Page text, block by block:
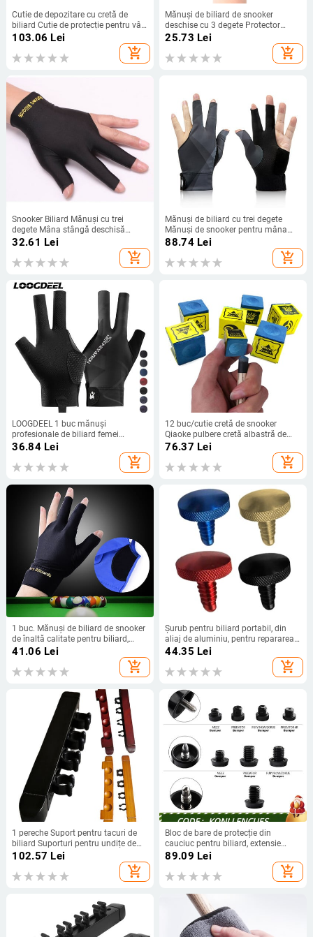
Cutie de depozitare cu cretă de
biliard Cutie de protecție pentru vârf
de cretă Accesorii pentru masă de
biliard Tac de biliard Enthusiast
Snooker Piscina de interior
103.06 Lei
add_shopping_cart
Mănuși de biliard de snooker
deschise cu 3 degete Protector
pentru mâna stângă/dreapta Tac
de biliard Mănușă mărime unisex
Îmbrăcăminte sportivă
25.73 Lei
add_shopping_cart
Snooker Biliard Mănuși cu trei
degete Mâna stângă deschisă
Mănuși cu trei degete Accesorii de
32.61 Lei
add_shopping_cart
Mănuși de biliard cu trei degete
Mănuși de snooker pentru mâna
stângă Mănuși speciale de biliard
fără degete de înaltă calitate
Mănuși de biliard de biliard pentru
88.74Lei
add_shopping_cart
LOOGDEEL 1 buc mănuși
profesionale de biliard femei
bărbați anti-alunecare respirabile
deschise cu 3 degete mănuși sport
biliard mâna stângă
36.84Lei
add_shopping_cart
12 buc/cutie cretă de snooker
Qiaoke pulbere cretă albastră de
biliard pentru masă de biliard stâlpi
de biliard accesorii de snooker anti-
alunecare
76.37 Lei
add_shopping_cart
1 buc. Mănuși de biliard de snooker
de înaltă calitate pentru biliard,
mâna stângă deschisă, accesoriu
cu trei degete, accesorii de fitness
pentru bărbați și femei
41.06 Lei
add_shopping_cart
Șurub pentru biliard portabil, din
aliaj de aluminiu, pentru repararea
capacului inferior, accesorii pentru
44.35 Lei
add_shopping_cart
1 pereche Suport pentru tacuri de
biliard Suporturi pentru undițe de
pescuit pentru agățat pe perete
Clipuri pentru suport pentru baston
cu 4 sloturi pentru accesoriu sportiv
102.57 Lei
add_shopping_cart
Bloc de bare de protecție din
cauciuc pentru biliard, extensie
conectată la cap, accesoriu pentru
bara de protecție pentru extensie de
biliard pentru MEZZ PREDATOR
89.09 Lei
add_shopping_cart